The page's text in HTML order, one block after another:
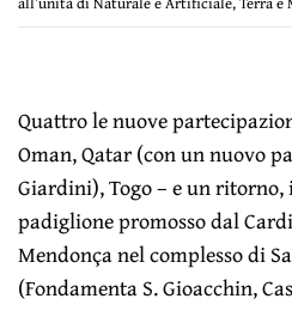
Quattro le nuove
Oman, Qatar (con un nuovo
Giardini), Togo – e un
padiglione promosso dal
Mendonça nel complesso di
(Fondamenta S. Gioacchin,